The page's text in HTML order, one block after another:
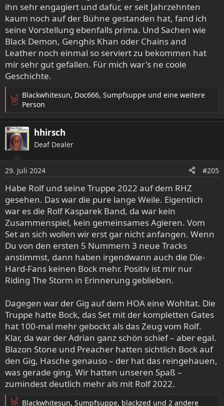
ihn sehr engagiert und dafür, er seit Jahrzehnten
kaum noch auf der Bühne gestanden hat, fand ich
seine Vorstellung ebenfalls prima. Und Sachen wie
Black Demon, Genghis Khan oder Chains and
Leather noch einmal so serviert zu bekommen hat
mir sehr gut gefallen. Für mich war's ne coole
Geschichte.
R
a
k
t
i
o
n
e
n
:
Blackwhitesun, Doc666, Sumpfsuppe und eine weitere
Person
hhirsch
Deaf Dealer
29. Juli 2024 #205
Habe Rolf und seine Truppe 2022 auf dem RHZ
gesehen. Das war die pure lange Weile. Eigentlich
war es die Rolf Kasparek Band, da war kein
Zusammenspiel, kein gemeinsames Agieren. Vom
Set an sich wollen wir erst gar nicht anfangen. Wenn
Du von den ersten 5 Nummern 3 neue Tracks
anstimmst, dann haben irgendwann auch die Die-
Hard-Fans keinen Bock mehr. Positiv ist mir nur
Riding The Storm in Erinnerung geblieben.
Dagegen war der Gig auf dem HOA eine Wohltat. Die
Truppe hatte Bock, das Set mit der kompletten Gates
hat 100-mal mehr gebockt als das Zeug vom Rolf.
Klar, da war der Adrian ganz schön schief – aber egal.
Blazon Stone und Preacher hatten sichtlich Bock auf
den Gig, Hasche genauso – der hat das reingehauen,
was gerade ging. Wir hatten unseren Spaß –
zumindest deutlich mehr als mit Rolf 2022.
Blackwhitesun, Sumpfsuppe, blackzed und 2 andere